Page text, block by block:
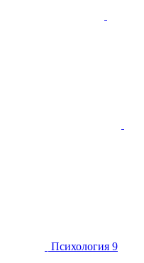
Психология 9